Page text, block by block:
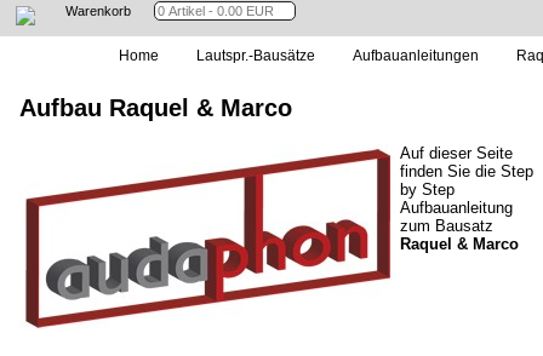
Warenkorb
Home Lautspr.-Bausätze Aufbauanleitungen
Aufbau Raquel & Marco
Auf dieser Seite
finden Sie die Step
by Step
Aufbauanleitung
zum Bausatz
Raquel & Marco